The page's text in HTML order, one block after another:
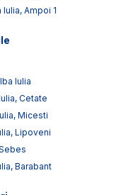
Ampoi 1
Iulia
Cetate
Micesti
Lipoveni
Barabant